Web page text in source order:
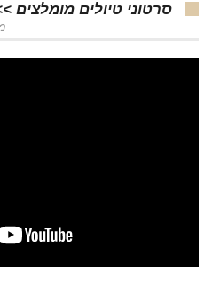
סרטוני טיולים מומלצים